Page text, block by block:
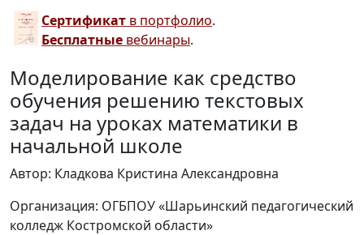
Сертификат в портфолио.
Бесплатные вебинары.
Моделирование как средство
обучения решению текстовых
задач на уроках математики в
начальной школе
Автор: Кладкова Кристина Александровна
Организация: ОГБПОУ «Шарьинский педагогический
колледж Костромской области»